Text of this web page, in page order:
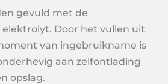
gevuld met de
elektrolyt. Door het vullen uit
van ingebruikname is
aan zelfontlading
opslag.